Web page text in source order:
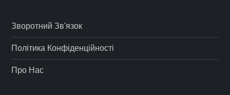
Зворотний Зв'язок
Політика Конфіденційності
Про Нас